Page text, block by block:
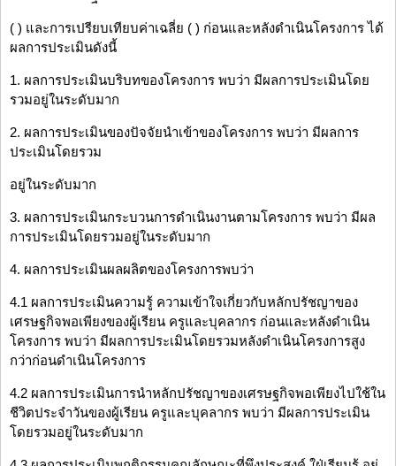
( ) และการเปรียบเทียบค่าเฉลี่ย ( ) ก่อนและหลังดำเนินโครงการ ได้
ผลการประเมินดังนี้
1. ผลการประเมินบริบทของโครงการ พบว่า มีผลการประเมินโดย
รวมอยู่ในระดับมาก
2. ผลการประเมินของปัจจัยนำเข้าของโครงการ พบว่า มีผลการ
ประเมินโดยรวม
อยู่ในระดับมาก
3. ผลการประเมินกระบวนการดำเนินงานตามโครงการ พบว่า มีผล
การประเมินโดยรวมอยู่ในระดับมาก
4. ผลการประเมินผลผลิตของโครงการพบว่า
4.1 ผลการประเมินความรู้ ความเข้าใจเกี่ยวกับหลักปรัชญาของ
เศรษฐกิจพอเพียงของผู้เรียน ครูและบุคลากร ก่อนและหลังดำเนิน
โครงการ พบว่า มีผลการประเมินโดยรวมหลังดำเนินโครงการสูง
กว่าก่อนดำเนินโครงการ
4.2 ผลการประเมินการนำหลักปรัชญาของเศรษฐกิจพอเพียงไปใช้ใน
ชีวิตประจำวันของผู้เรียน ครูและบุคลากร พบว่า มีผลการประเมิน
โดยรวมอยู่ในระดับมาก